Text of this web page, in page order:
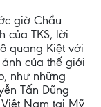
giờ Chầu
của TKS, lời
quang Kiệt với
của thế giới
như những
Tấn Dũng
Nam tại Mỹ